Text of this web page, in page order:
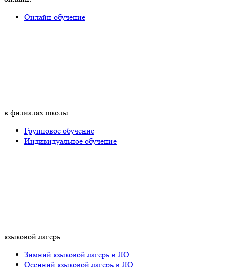
Онлайн-обучение
в филиалах школы:
Групповое обучение
Индивидуальное обучение
языковой лагерь
Зимний языковой лагерь в ЛО
Осенний языковой лагерь в ЛО